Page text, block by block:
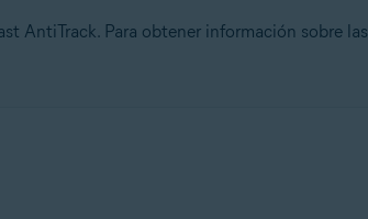
AntiTrack. Para obtener información sobre las